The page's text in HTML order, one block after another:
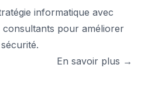
informatique avec
consultants pour améliorer
En savoir plus →